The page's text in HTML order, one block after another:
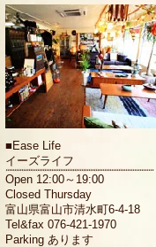
■ Ease Life
イーズライフ
Open 12:00～19:00
Closed Thursday
富山県富山市清水町6-4-18
Tel&fax 076-421-1970
Parking あります